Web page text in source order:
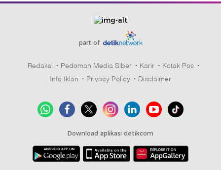
part of
Redaksi Pedoman Media Siber Karir
Kotak Pos
Info Iklan
Privacy Policy Disclaimer
Download aplikasi detikcom